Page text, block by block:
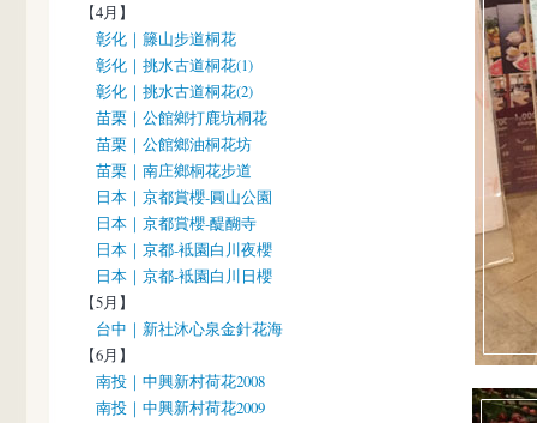
【4月】
彰化｜籐山步道桐花
彰化｜挑水古道桐花(1)
彰化｜挑水古道桐花(2)
苗栗｜公館鄉打鹿坑桐花
苗栗｜公館鄉油桐花坊
苗栗｜南庄鄉桐花步道
日本｜京都賞櫻-圓山公園
日本｜京都賞櫻-醍醐寺
日本｜京都-袛園白川夜櫻
日本｜京都-袛園白川日櫻
【5月】
台中｜新社沐心泉金針花海
【6月】
南投｜中興新村荷花2008
南投｜中興新村荷花2009